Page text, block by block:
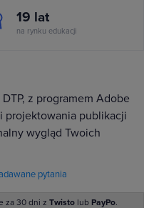
19 lat
na rynku edukacji
z programem Adobe
projektowania publikacji
wygląd Twoich
pytania
za 30 dni z Twisto lub PayPo.